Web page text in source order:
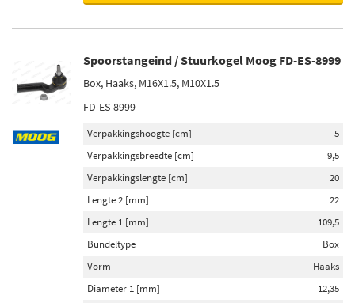
Spoorstangeind / Stuurkogel Moog FD-ES-8999
Box, Haaks, M16X1.5, M10X1.5
FD-ES-8999
Verpakkingshoogte [cm]
5
Verpakkingsbreedte [cm]
9,5
Verpakkingslengte [cm]
20
Lengte 2 [mm]
22
Lengte 1 [mm]
109,5
Bundeltype
Box
Vorm
Haaks
Diameter 1 [mm]
12,35